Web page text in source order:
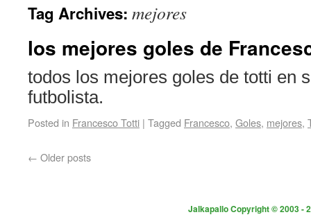
Tag Archives: mejores
los mejores goles de
todos los mejores goles de totti en
futbolista.
Posted in Francesco Totti | Tagged Francesco, Goles, mejores,
← Older posts
Jalkapallo Copyright © 2003 -